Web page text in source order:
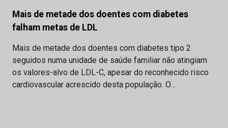
Mais de metade dos doentes com diabetes
falham metas de LDL
Mais de metade dos doentes com diabetes tipo 2
seguidos numa unidade de saúde familiar não atingiam
os valores-alvo de LDL-C, apesar do reconhecido risco
cardiovascular acrescido desta população. O…